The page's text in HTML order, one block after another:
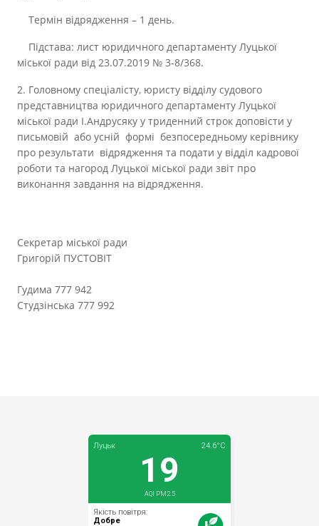
Термін відрядження – 1 день.
Підстава: лист юридичного департаменту Луцької
міської ради від 23.07.2019 № 3-8/368.
2. Головному спеціалісту, юристу відділу судового
представництва юридичного департаменту Луцької
міської ради І.Андрусяку у триденний строк доповісти у
письмовій або усній формі безпосередньому керівнику
про результати відрядження та подати у відділ кадрової
роботи та нагород Луцької міської ради звіт про
виконання завдання на відрядження.
Секретар міської ради
Григорій ПУСТОВІТ
Гудима 777 942
Студзінська 777 992